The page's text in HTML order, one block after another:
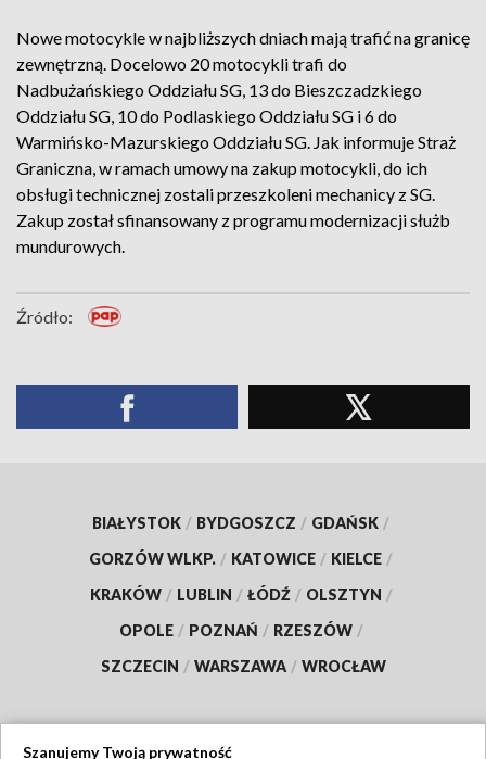
Nowe motocykle w najbliższych dniach mają trafić na granicę
zewnętrzną. Docelowo 20 motocykli trafi do
Nadbużańskiego Oddziału SG, 13 do Bieszczadzkiego
Oddziału SG, 10 do Podlaskiego Oddziału SG i 6 do
Warmińsko-Mazurskiego Oddziału SG. Jak informuje Straż
Graniczna, w ramach umowy na zakup motocykli, do ich
obsługi technicznej zostali przeszkoleni mechanicy z SG.
Zakup został sfinansowany z programu modernizacji służb
mundurowych.
Źródło:
BIAŁYSTOK / BYDGOSZCZ / GDAŃSK /
GORZÓW WLKP. / KATOWICE / KIELCE /
KRAKÓW / LUBLIN / ŁÓDŹ / OLSZTYN /
OPOLE / POZNAŃ / RZESZÓW /
SZCZECIN / WARSZAWA / WROCŁAW
Szanujemy Twoją prywatność